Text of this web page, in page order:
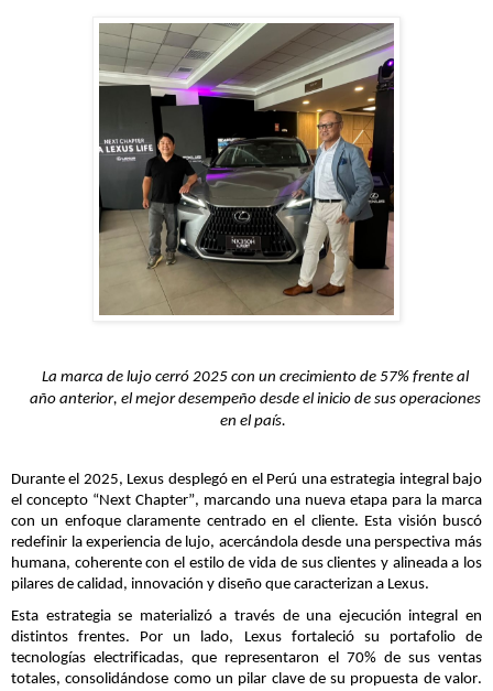
La marca de lujo cerró 2025 con un crecimiento de 57% frente al
año anterior, el mejor desempeño desde el inicio de sus operaciones
en el país.
Durante el 2025, Lexus desplegó en el Perú una estrategia integral bajo
el concepto “Next Chapter”, marcando una nueva etapa para la marca
con un enfoque claramente centrado en el cliente. Esta visión buscó
redefinir la experiencia de lujo, acercándola desde una perspectiva más
humana, coherente con el estilo de vida de sus clientes y alineada a los
pilares de calidad, innovación y diseño que caracterizan a Lexus.
Esta estrategia se materializó a través de una ejecución integral en
distintos frentes. Por un lado, Lexus fortaleció su portafolio de
tecnologías electrificadas, que representaron el 70% de sus ventas
totales, consolidándose como un pilar clave de su propuesta de valor.